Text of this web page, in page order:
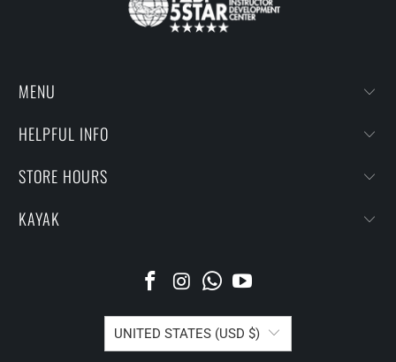
MENU
HELPFUL INFO
STORE HOURS
KAYAK
UNITED STATES (USD $)